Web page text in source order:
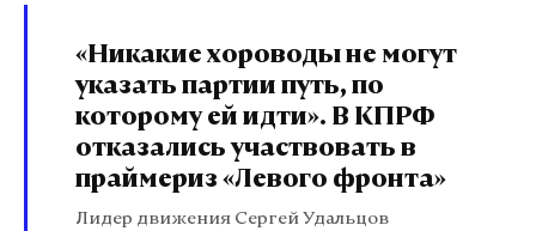
«Никакие хороводы не могут
указать партии путь, по
которому ей идти». В КПРФ
отказались участвовать в
праймериз «Левого фронта»
Лидер движения Сергей Удальцов